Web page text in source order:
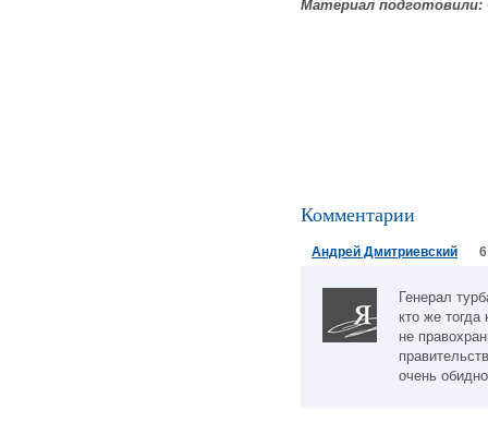
Материал подготовили:
Комментарии
Андрей Дмитриевский
Генерал
кто же
не
очень